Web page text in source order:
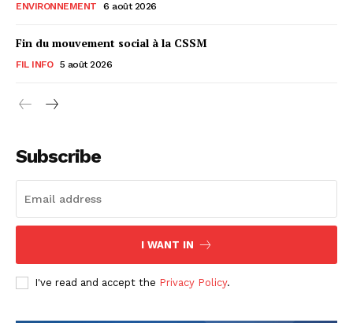
ENVIRONNEMENT 6 août 2026
Fin du mouvement social à la CSSM
FIL INFO 5 août 2026
Subscribe
I WANT IN
I've read and accept the Privacy Policy.